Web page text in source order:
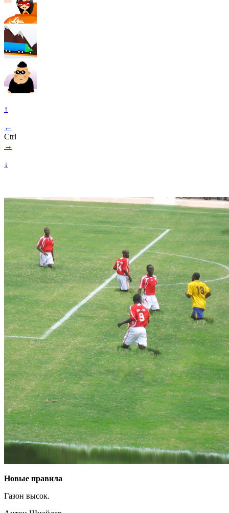
↑
←
Ctrl
→
↓
Новые правила
Газон высок.